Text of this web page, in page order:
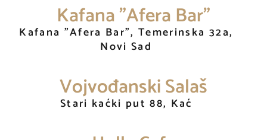
Kafana "Afera Bar"
Kafana "Afera Bar", Temerinska 32a,
Novi Sad
Vojvođanski Salaš
Stari kaćki put 88, Kać